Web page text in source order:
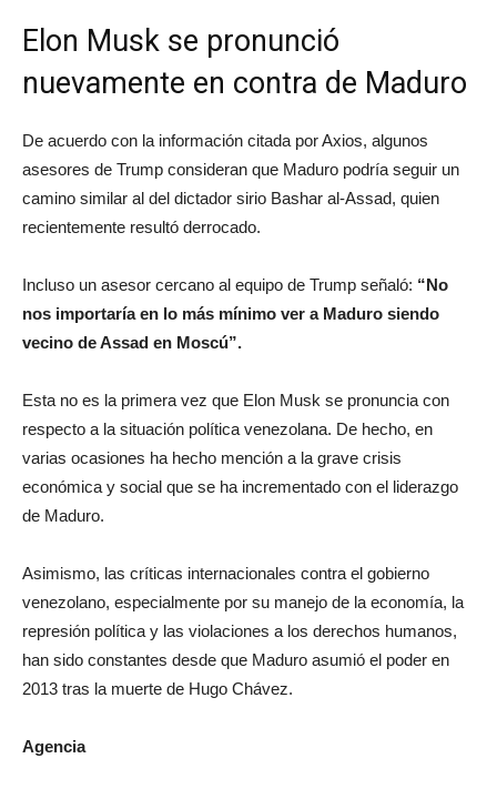
Elon Musk se pronunció
nuevamente en contra de Maduro
De acuerdo con la información citada por Axios, algunos
asesores de Trump consideran que Maduro podría seguir un
camino similar al del dictador sirio Bashar al-Assad, quien
recientemente resultó derrocado.
Incluso un asesor cercano al equipo de Trump señaló: “No
nos importaría en lo más mínimo ver a Maduro siendo
vecino de Assad en Moscú”.
Esta no es la primera vez que Elon Musk se pronuncia con
respecto a la situación política venezolana. De hecho, en
varias ocasiones ha hecho mención a la grave crisis
económica y social que se ha incrementado con el liderazgo
de Maduro.
Asimismo, las críticas internacionales contra el gobierno
venezolano, especialmente por su manejo de la economía, la
represión política y las violaciones a los derechos humanos,
han sido constantes desde que Maduro asumió el poder en
2013 tras la muerte de Hugo Chávez.
Agencia